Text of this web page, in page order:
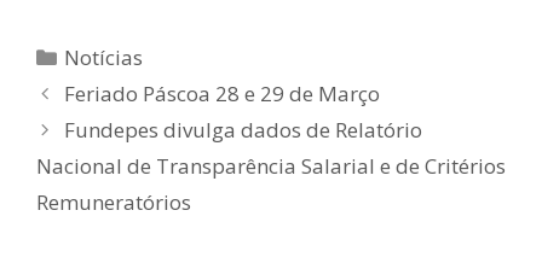
Categorias
Notícias
Feriado Páscoa 28 e 29 de Março
Fundepes divulga dados de Relatório
Nacional de Transparência Salarial e de Critérios
Remuneratórios